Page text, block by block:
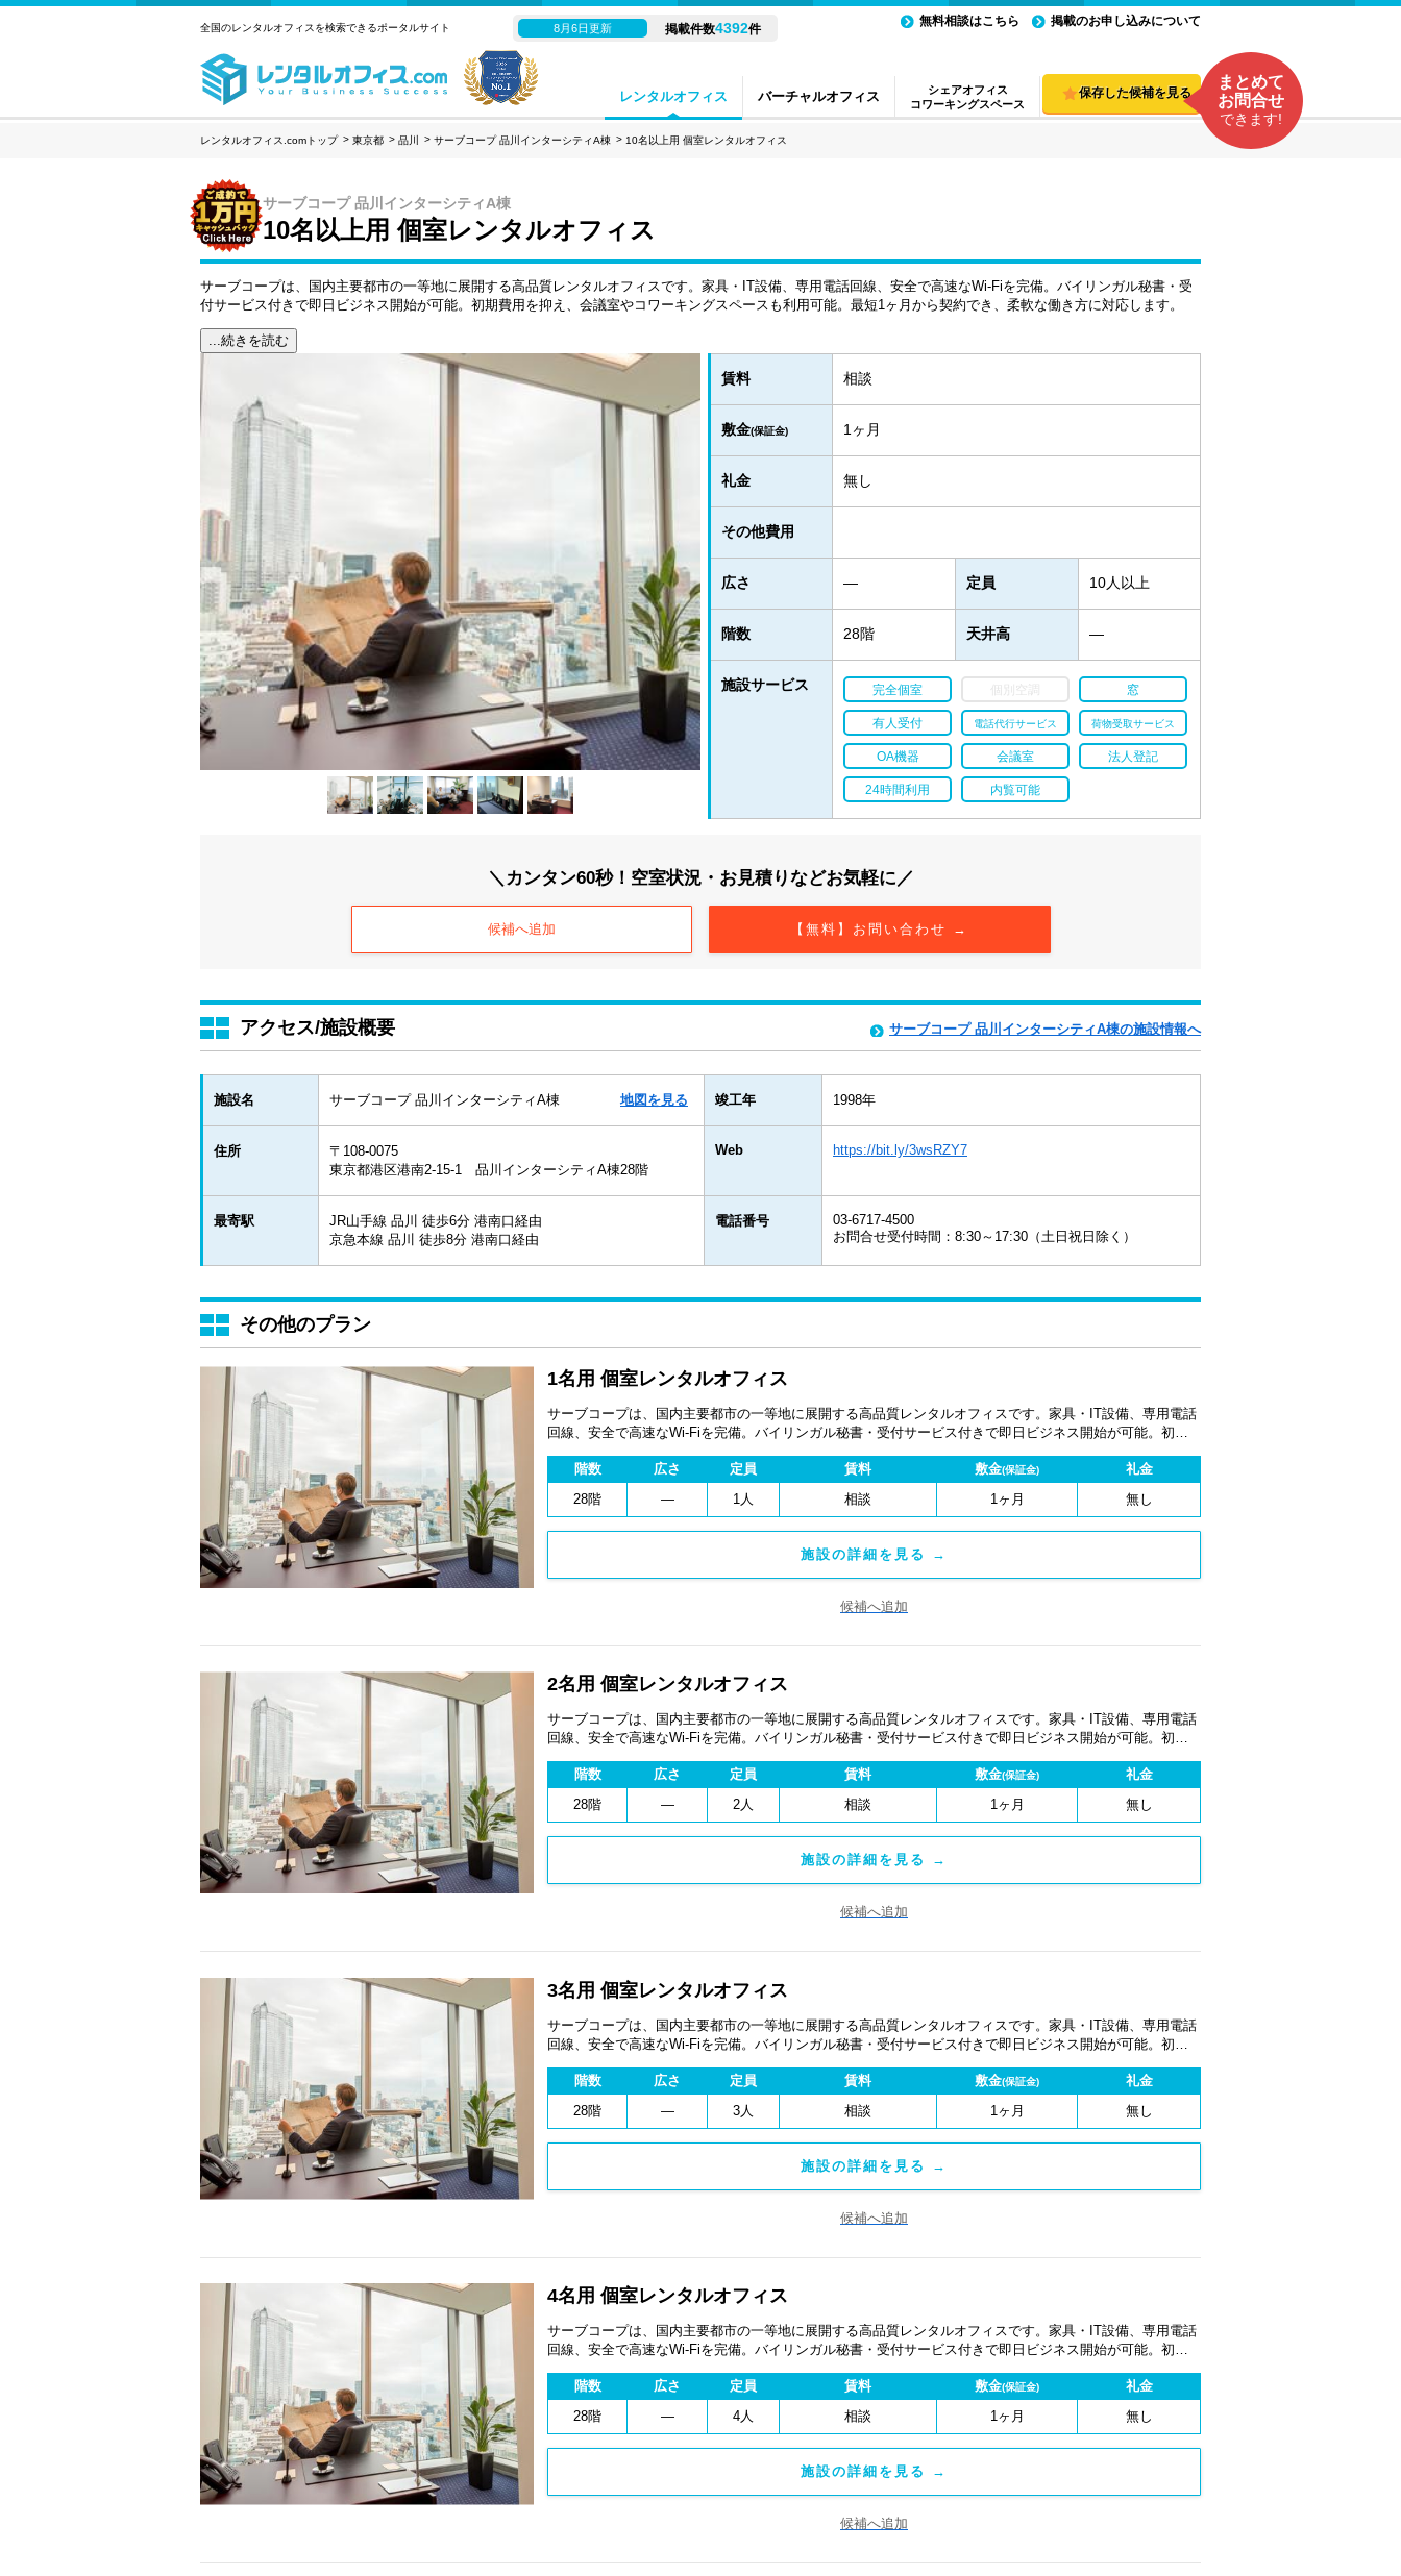
レンタルオフィス バーチャルオフィス
シェアオフィス
コワーキングスペース
全国のレンタルオフィスを検索できるポータルサイト 8月6日更新 掲載件数4392件
無料相談はこちら 掲載のお申し込みについて
保存した候補を見る
まとめて
お問合せ
できます!
レンタルオフィス.comトップ 東京都 品川 サーブコープ 品川インターシティA棟 10名以上用 個室レンタルオフィス
サーブコープ 品川インターシティA棟
10名以上用 個室レンタルオフィス
サーブコープは、国内主要都市の一等地に展開する高品質レンタルオフィスです。家具・IT設備、専用電話回線、安全で高速なWi-Fiを完備。バイリンガル秘書・受
付サービス付きで即日ビジネス開始が可能。初期費用を抑え、会議室やコワーキングスペースも利用可能。最短1ヶ月から契約でき、柔軟な働き方に対応します。
...続きを読む
賃料 相談
敷金(保証金) 1ヶ月
礼金 無し
その他費用
広さ ― 定員 10人以上
階数 28階 天井高 ―
施設サービス 完全個室 個別空調 窓
有人受付 電話代行サービス 荷物受取サービス
OA機器 会議室 法人登記
24時間利用 内覧可能
＼カンタン60秒！空室状況・お見積りなどお気軽に／
【無料】お問い合わせ →
候補へ追加
アクセス/施設概要 サーブコープ 品川インターシティA棟の施設情報へ
施設名 サーブコープ 品川インターシティA棟 地図を見る 竣工年 1998年
住所
〒108-0075
東京都港区港南2-15-1 品川インターシティA棟28階
Web https://bit.ly/3wsRZY7
最寄駅
JR山手線 品川 徒歩6分 港南口経由
京急本線 品川 徒歩8分 港南口経由
電話番号
03-6717-4500
お問合せ受付時間：8:30～17:30（土日祝日除く）
その他のプラン
1名用 個室レンタルオフィス
サーブコープは、国内主要都市の一等地に展開する高品質レンタルオフィスです。家具・IT設備、専用電話
回線、安全で高速なWi-Fiを完備。バイリンガル秘書・受付サービス付きで即日ビジネス開始が可能。初期
ます。階数 広さ 定員 賃料 敷金(保証金)
礼金
28階
― 1人 相談 1ヶ月 無し
施設の詳細を見る →
候補へ追加
2名用 個室レンタルオフィス
サーブコープは、国内主要都市の一等地に展開する高品質レンタルオフィスです。家具・IT設備、専用電話
回線、安全で高速なWi-Fiを完備。バイリンガル秘書・受付サービス付きで即日ビジネス開始が可能。初期
ます。階数 広さ 定員 賃料 敷金(保証金)
礼金
28階
― 2人 相談 1ヶ月 無し
施設の詳細を見る →
候補へ追加
3名用 個室レンタルオフィス
サーブコープは、国内主要都市の一等地に展開する高品質レンタルオフィスです。家具・IT設備、専用電話
回線、安全で高速なWi-Fiを完備。バイリンガル秘書・受付サービス付きで即日ビジネス開始が可能。初期
ます。階数 広さ 定員 賃料 敷金(保証金)
礼金
28階
― 3人 相談 1ヶ月 無し
施設の詳細を見る →
候補へ追加
4名用 個室レンタルオフィス
サーブコープは、国内主要都市の一等地に展開する高品質レンタルオフィスです。家具・IT設備、専用電話
回線、安全で高速なWi-Fiを完備。バイリンガル秘書・受付サービス付きで即日ビジネス開始が可能。初期
ます。階数 広さ 定員 賃料 敷金(保証金)
礼金
28階
― 4人 相談 1ヶ月 無し
施設の詳細を見る →
候補へ追加